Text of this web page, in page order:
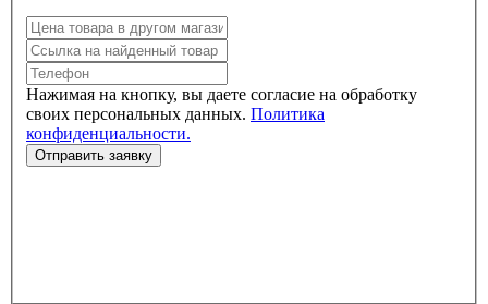
Нажимая на кнопку, вы даете согласие на обработку
своих персональных данных. Политика
конфиденциальности.